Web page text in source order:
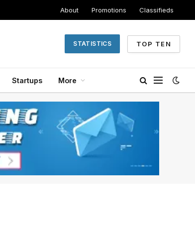
About Promotions Classifieds
STATISTICS TOP TEN
Startups More